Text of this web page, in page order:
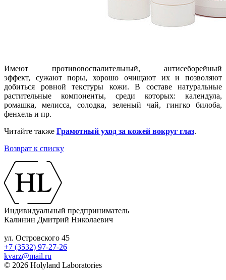
Имеют противовоспалительный, антисеборейный
эффект, сужают поры, хорошо очищают их и позволяют
добиться ровной текстуры кожи. В составе натуральные
растительные компоненты, среди которых: календула,
ромашка, мелисса, солодка, зеленый чай, гингко билоба,
фенхель и пр.
Читайте также Грамотный уход за кожей вокруг глаз.
Возврат к списку
Индивидуальный предприниматель
Калинин Дмитрий Николаевич
ул. Островского 45
+7 (3532) 97-27-26
kvarz@mail.ru
© 2026 Holyland Laboratories